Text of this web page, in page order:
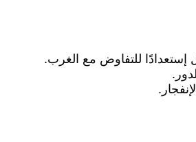
للتفاوض مع الغرب.